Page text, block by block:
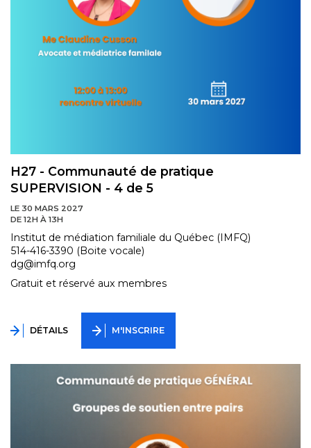
H27 - Communauté de pratique
SUPERVISION - 4 de 5
LE 30 MARS 2027
DE 12H À 13H
Institut de médiation familiale du Québec (IMFQ)
514-416-3390 (Boite vocale)
dg@imfq.org
Gratuit et réservé aux membres
DÉTAILS M'INSCRIRE